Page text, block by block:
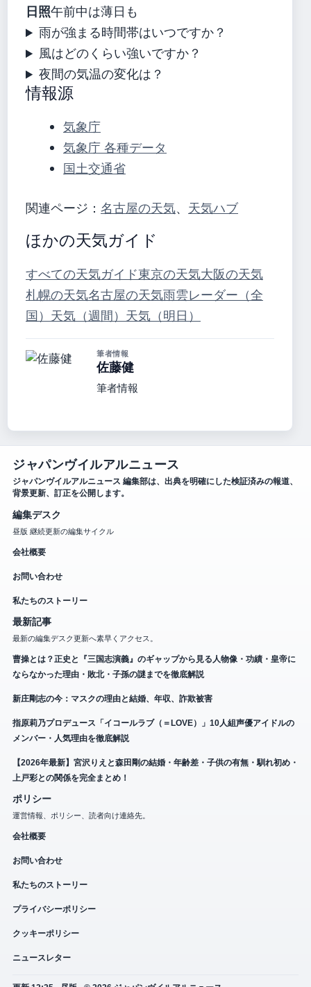
日照午前中は薄日も
雨が強まる時間帯はいつですか？
風はどのくらい強いですか？
夜間の気温の変化は？
情報源
気象庁
気象庁 各種データ
国土交通省
関連ページ： 名古屋の天気、 天気ハブ
ほかの天気ガイド
すべての天気ガイド東京の天気大阪の天気
札幌の天気名古屋の天気雨雲レーダー（全
国） 天気（週間） 天気（明日）
筆者情報
佐藤健
筆者情報
ジャパンヴイルアルニュース
ジャパンヴイルアルニュース 編集部は、出典を明確にした検証済みの報道、
背景更新、訂正を公開します。
編集デスク
昼版 継続更新の編集サイクル
会社概要
お問い合わせ
私たちのストーリー
最新記事
最新の編集デスク更新へ素早くアクセス。
曹操とは？正史と『三国志演義』のギャップから見る人物像・功績・皇帝に
ならなかった理由・敗北・子孫の謎までを徹底解説
新庄剛志の今：マスクの理由と結婚、年収、詐欺被害
指原莉乃プロデュース「イコールラブ（＝LOVE）」10人組声優アイドルの
メンバー・人気理由を徹底解説
【2026年最新】宮沢りえと森田剛の結婚・年齢差・子供の有無・馴れ初め・
上戸彩との関係を完全まとめ！
ポリシー
運営情報、ポリシー、読者向け連絡先。
会社概要
お問い合わせ
私たちのストーリー
プライバシーポリシー
クッキーポリシー
ニュースレター